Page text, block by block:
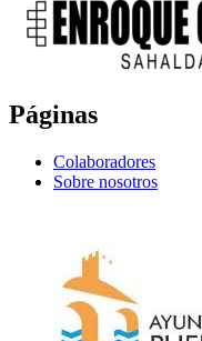
Páginas
Colaboradores
Sobre nosotros